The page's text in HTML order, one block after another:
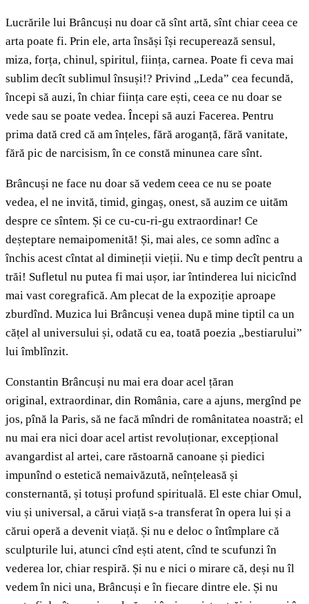
Lucrările lui Brâncuși nu doar că sînt artă, sînt chiar ceea ce
arta poate fi. Prin ele, arta însăși își recuperează sensul,
miza, forța, chinul, spiritul, ființa, carnea. Poate fi ceva mai
sublim decît sublimul însuși!? Privind „Leda” cea fecundă,
începi să auzi, în chiar ființa care ești, ceea ce nu doar se
vede sau se poate vedea. Începi să auzi Facerea. Pentru
prima dată cred că am înțeles, fără aroganță, fără vanitate,
fără pic de narcisism, în ce constă minunea care sînt.
Brâncuși ne face nu doar să vedem ceea ce nu se poate
vedea, el ne invită, timid, gingaș, onest, să auzim ce uităm
despre ce sîntem. Și ce cu-cu-ri-gu extraordinar! Ce
deșteptare nemaipomenită! Și, mai ales, ce somn adînc a
închis acest cîntat al dimineții vieții. Nu e timp decît pentru a
trăi! Sufletul nu putea fi mai ușor, iar întinderea lui nicicînd
mai vast coregrafică. Am plecat de la expoziție aproape
zburdînd. Muzica lui Brâncuși venea după mine tiptil ca un
cățel al universului și, odată cu ea, toată poezia „bestiarului”
lui îmblînzit.
Constantin Brâncuși nu mai era doar acel țăran
original, extraordinar, din România, care a ajuns, mergînd pe
jos, pînă la Paris, să ne facă mîndri de românitatea noastră; el
nu mai era nici doar acel artist revoluționar, excepțional
avangardist al artei, care răstoarnă canoane și piedici
impunînd o estetică nemaivăzută, neînțeleasă și
consternantă, și totuși profund spirituală. El este chiar Omul,
viu și universal, a cărui viață s-a transferat în opera lui și a
cărui operă a devenit viață. Și nu e deloc o întîmplare că
sculpturile lui, atunci cînd ești atent, cînd te scufunzi în
vederea lor, chiar respiră. Și nu e nici o mirare că, deși nu îl
vedem în nici una, Brâncuși e în fiecare dintre ele. Și nu